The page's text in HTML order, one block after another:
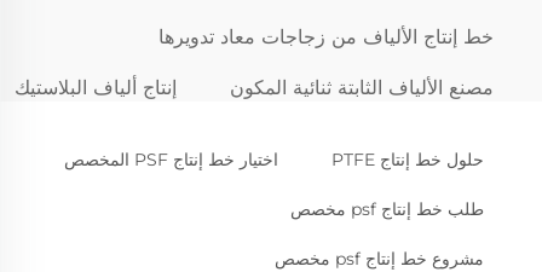
خط إنتاج الألياف من زجاجات معاد تدويرها
مصنع الألياف الثابتة ثنائية المكون إنتاج ألياف البلاستيك
حلول خط إنتاج PTFE اختيار خط إنتاج PSF المخصص
طلب خط إنتاج psf مخصص
مشروع خط إنتاج psf مخصص